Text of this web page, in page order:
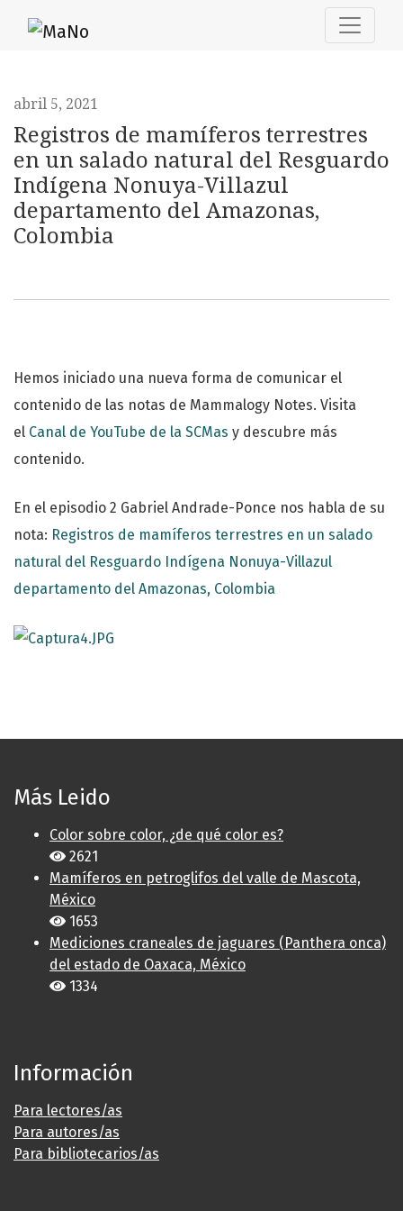
Registros de mamíferos terrestres en un salado natural
abril 5, 2021
Registros de mamíferos terrestres
en un salado natural del Resguardo
Indígena Nonuya-Villazul
departamento del Amazonas,
Colombia
Hemos iniciado una nueva forma de comunicar el
contenido de las notas de Mammalogy Notes. Visita
el Canal de YouTube de la SCMas y descubre más
contenido.
En el episodio 2 Gabriel Andrade-Ponce nos habla de su
nota: Registros de mamíferos terrestres en un salado
natural del Resguardo Indígena Nonuya-Villazul
departamento del Amazonas, Colombia
Más Leido
Color sobre color, ¿de qué color es?
2621
Mamíferos en petroglifos del valle de Mascota,
México
1653
Mediciones craneales de jaguares (Panthera onca)
del estado de Oaxaca, México
1334
Información
Para lectores/as
Para autores/as
Para bibliotecarios/as